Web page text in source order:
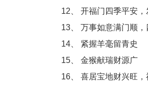
12、 开福门四季平安，
13、 万事如意满门顺，
14、 紧握羊毫留青史
15、 金猴献瑞财源广
16、 喜居宝地财兴旺，